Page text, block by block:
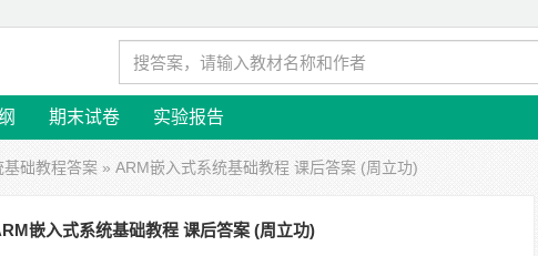
期末试卷 实验报告
础教程答案 » ARM嵌入式系统基础教程 课后答案 (周立功)
嵌入式系统基础教程 课后答案 (周立功)